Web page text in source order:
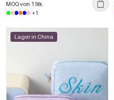
MOQ von 1 Stk.
+1
Lager in China